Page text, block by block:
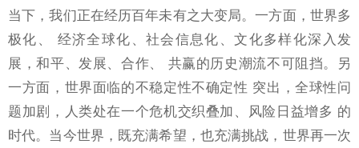
当下，我们正在经历百年未有之大变局。一方面，世界多
极化、 经济全球化、社会信息化、文化多样化深入发
展，和平、发展、合作、 共赢的历史潮流不可阻挡。另
一方面，世界面临的不稳定性不确定性 突出，全球性问
题加剧，人类处在一个危机交织叠加、风险日益增多 的
时代。当今世界，既充满希望，也充满挑战，世界再一次